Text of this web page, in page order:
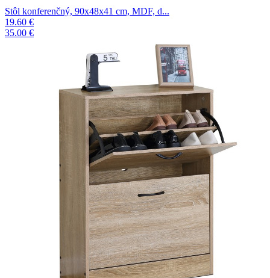
Stôl konferenčný, 90x48x41 cm, MDF, d...
19.60 €
35.00 €